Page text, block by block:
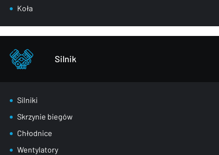
Pasy przednie
Zderzaki
Pozostałe – części karoserii
Koła
Silnik
Silniki
Skrzynie biegów
Chłodnice
Wentylatory